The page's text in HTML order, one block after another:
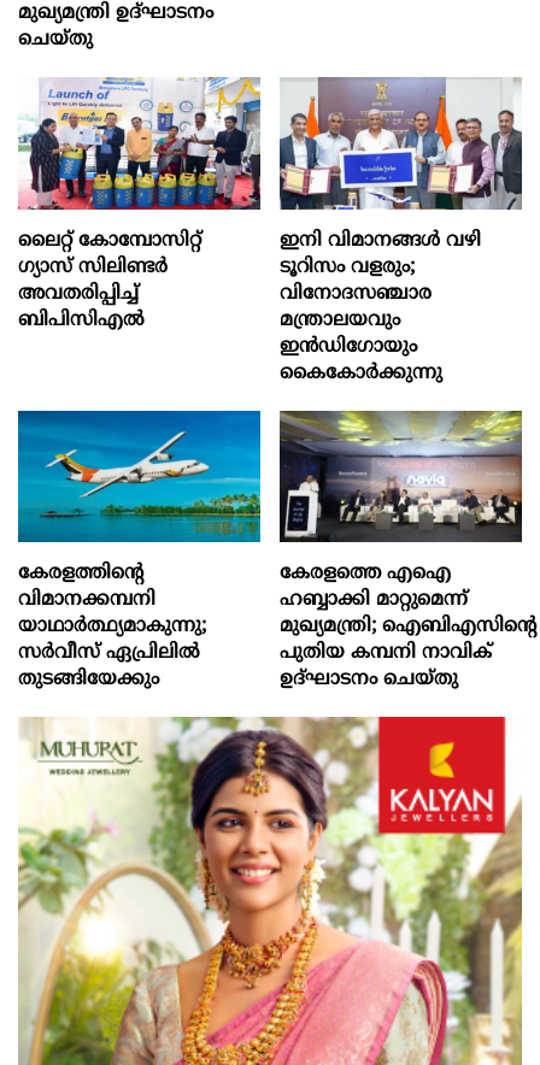
മുഖ്യമന്ത്രി ഉദ്ഘാടനം
ചെയ്തു
ലൈറ്റ് കോമ്പോസിറ്റ്
ഗ്യാസ് സിലിണ്ടർ
അവതരിപ്പിച്ച്
ബിപിസിഎൽ
ഇനി വിമാനങ്ങള്‍ വഴി
ടൂറിസം വളരും;
വിനോദസഞ്ചാര
മന്ത്രാലയവും
ഇന്‍ഡിഗോയും
കൈകോര്‍ക്കുന്നു
കേരളത്തിന്റെ
വിമാനക്കമ്പനി
യാഥാര്‍ത്ഥ്യമാകുന്നു;
സര്‍വീസ് ഏപ്രിലില്‍
തുടങ്ങിയേക്കും
കേരളത്തെ എഐ
ഹബ്ബാക്കി മാറ്റുമെന്ന്
മുഖ്യമന്ത്രി; ഐബിഎസിന്റെ
പുതിയ കമ്പനി നാവിക്
ഉദ്ഘാടനം ചെയ്തു